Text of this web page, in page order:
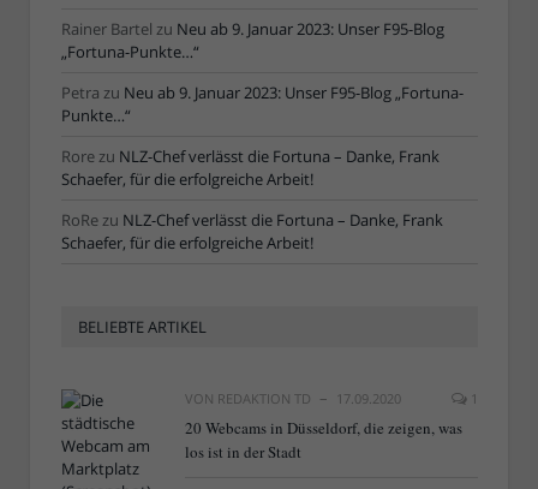
Rainer Bartel zu Neu ab 9. Januar 2023: Unser F95-Blog
„Fortuna-Punkte…“
Petra zu Neu ab 9. Januar 2023: Unser F95-Blog „Fortuna-
Punkte…“
Rorezu NLZ-Chef verlässt die Fortuna – Danke, Frank
Schaefer, für die erfolgreiche Arbeit!
RoRezu NLZ-Chef verlässt die Fortuna – Danke, Frank
Schaefer, für die erfolgreiche Arbeit!
BELIEBTE ARTIKEL
VON REDAKTION TD 17.09.2020 1
20 Webcams in Düsseldorf, die zeigen, was
los ist in der Stadt